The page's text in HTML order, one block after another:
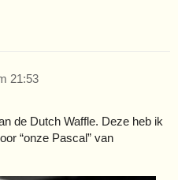
21:53
de Dutch Waffle. Deze heb ik
“onze Pascal” van